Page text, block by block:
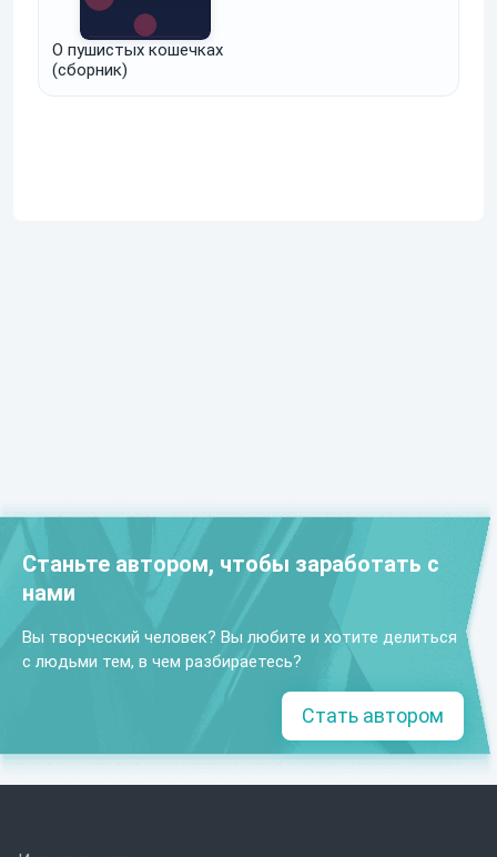
О пушистых кошечках
(сборник)
Станьте автором, чтобы заработать с
нами
Вы творческий человек? Вы любите и хотите делиться
с людьми тем, в чем разбираетесь?
Стать автором